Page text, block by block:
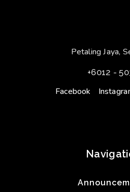
Petaling Jaya,
+6012 -
Facebook